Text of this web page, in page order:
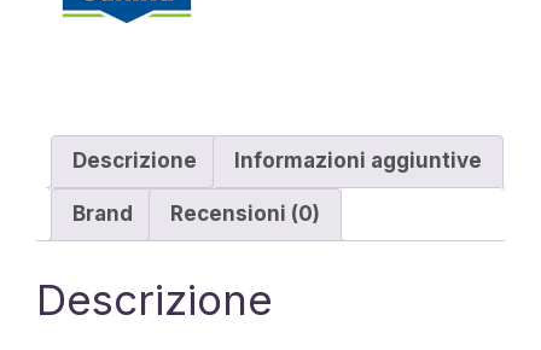
Descrizione Informazioni aggiuntive
Brand Recensioni (0)
Descrizione